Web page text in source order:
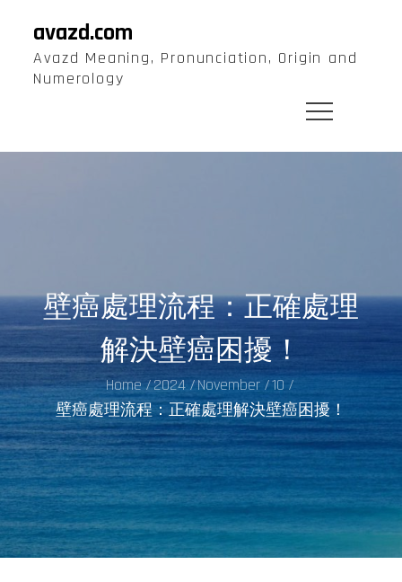
content
avazd.com
Avazd Meaning, Pronunciation, Origin and
Numerology
壁癌處理流程：正確處理
解決壁癌困擾！
Home 2024 November 10
壁癌處理流程：正確處理解決壁癌困擾！